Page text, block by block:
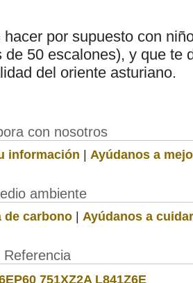
por supuesto con
50 escalones), y que te
del oriente asturiano.
con nosotros
información | Ayúdanos a
ambiente
de carbono | Ayúdanos a
Referencia
751XZ2A L841Z6E